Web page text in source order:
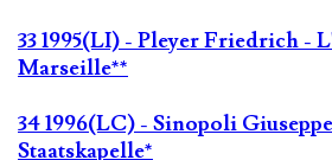
33 1995(LI) - Pleyer Friedrich -
Marseille**
34 1996(LC) - Sinopoli
Staatskapelle*